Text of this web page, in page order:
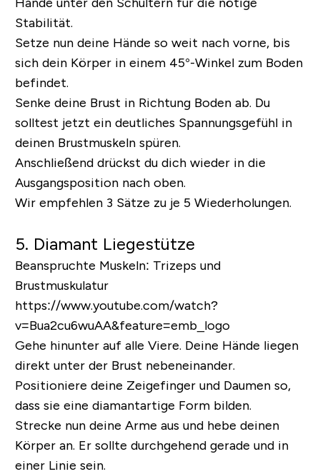
Hände unter den Schultern für die nötige
Stabilität.
Setze nun deine Hände so weit nach vorne, bis
sich dein Körper in einem 45°-Winkel zum Boden
befindet.
Senke deine Brust in Richtung Boden ab. Du
solltest jetzt ein deutliches Spannungsgefühl in
deinen Brustmuskeln spüren.
Anschließend drückst du dich wieder in die
Ausgangsposition nach oben.
Wir empfehlen 3 Sätze zu je 5 Wiederholungen.
5. Diamant Liegestütze
Beanspruchte Muskeln: Trizeps und
Brustmuskulatur
https://www.youtube.com/watch?
v=Bua2cu6wuAA&feature=emb_logo
Gehe hinunter auf alle Viere. Deine Hände liegen
direkt unter der Brust nebeneinander.
Positioniere deine Zeigefinger und Daumen so,
dass sie eine diamantartige Form bilden.
Strecke nun deine Arme aus und hebe deinen
Körper an. Er sollte durchgehend gerade und in
einer Linie sein.